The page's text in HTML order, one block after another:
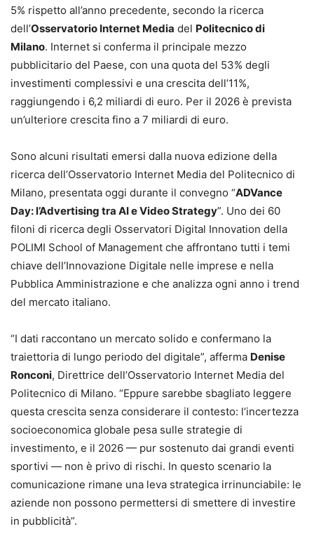
5% rispetto all’anno precedente, secondo la ricerca
dell’Osservatorio Internet Media del Politecnico di
Milano. Internet si conferma il principale mezzo
pubblicitario del Paese, con una quota del 53% degli
investimenti complessivi e una crescita dell’11%,
raggiungendo i 6,2 miliardi di euro. Per il 2026 è prevista
un’ulteriore crescita fino a 7 miliardi di euro.
Sono alcuni risultati emersi dalla nuova edizione della
ricerca dell’Osservatorio Internet Media del Politecnico di
Milano, presentata oggi durante il convegno “ADVance
Day: l’Advertising tra AI e Video Strategy”. Uno dei 60
filoni di ricerca degli Osservatori Digital Innovation della
POLIMI School of Management che affrontano tutti i temi
chiave dell’Innovazione Digitale nelle imprese e nella
Pubblica Amministrazione e che analizza ogni anno i trend
del mercato italiano.
“I dati raccontano un mercato solido e confermano la
traiettoria di lungo periodo del digitale”, afferma Denise
Ronconi, Direttrice dell’Osservatorio Internet Media del
Politecnico di Milano. “Eppure sarebbe sbagliato leggere
questa crescita senza considerare il contesto: l’incertezza
socioeconomica globale pesa sulle strategie di
investimento, e il 2026 — pur sostenuto dai grandi eventi
sportivi — non è privo di rischi. In questo scenario la
comunicazione rimane una leva strategica irrinunciabile: le
aziende non possono permettersi di smettere di investire
in pubblicità”.